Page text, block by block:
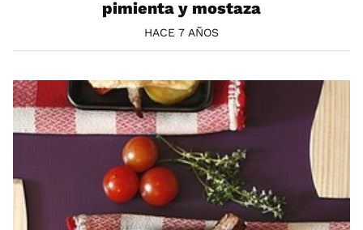
pimienta y mostaza
HACE 7 AÑOS